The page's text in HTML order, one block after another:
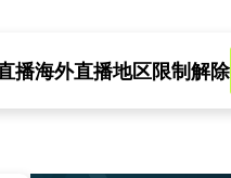
播海外直播地区限制解除